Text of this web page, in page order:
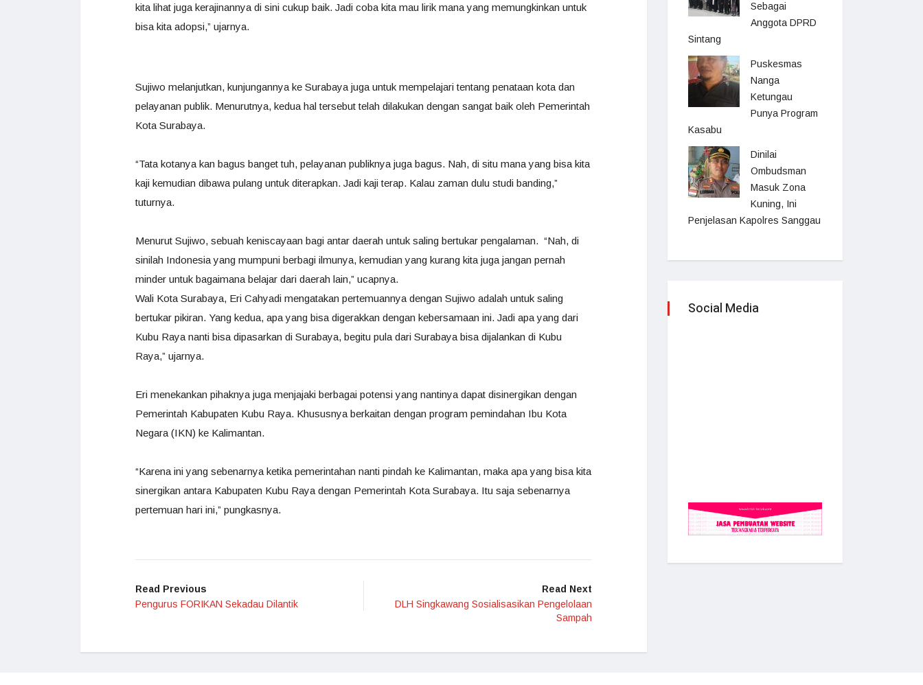
kita lihat juga kerajinannya di sini cukup baik. Jadi coba kita mau lirik mana yang memungkinkan untuk
bisa kita adopsi,” ujarnya.
Sujiwo melanjutkan, kunjungannya ke Surabaya juga untuk mempelajari tentang penataan kota dan
pelayanan publik. Menurutnya, kedua hal tersebut telah dilakukan dengan sangat baik oleh Pemerintah
Kota Surabaya.
“Tata kotanya kan bagus banget tuh, pelayanan publiknya juga bagus. Nah, di situ mana yang bisa kita
kaji kemudian dibawa pulang untuk diterapkan. Jadi kaji terap. Kalau zaman dulu studi banding,”
tuturnya.
Menurut Sujiwo, sebuah keniscayaan bagi antar daerah untuk saling bertukar pengalaman. “Nah, di
sinilah Indonesia yang mumpuni berbagi ilmunya, kemudian yang kurang kita juga jangan pernah
minder untuk bagaimana belajar dari daerah lain,” ucapnya.
Wali Kota Surabaya, Eri Cahyadi mengatakan pertemuannya dengan Sujiwo adalah untuk saling
bertukar pikiran. Yang kedua, apa yang bisa digerakkan dengan kebersamaan ini. Jadi apa yang dari
Kubu Raya nanti bisa dipasarkan di Surabaya, begitu pula dari Surabaya bisa dijalankan di Kubu
Raya,” ujarnya.
Eri menekankan pihaknya juga menjajaki berbagai potensi yang nantinya dapat disinergikan dengan
Pemerintah Kabupaten Kubu Raya. Khususnya berkaitan dengan program pemindahan Ibu Kota
Negara (IKN) ke Kalimantan.
“Karena ini yang sebenarnya ketika pemerintahan nanti pindah ke Kalimantan, maka apa yang bisa kita
sinergikan antara Kabupaten Kubu Raya dengan Pemerintah Kota Surabaya. Itu saja sebenarnya
pertemuan hari ini,” pungkasnya.
Read Previous
Pengurus FORIKAN Sekadau Dilantik
Read Next
DLH Singkawang Sosialisasikan Pengelolaan
Sampah
Sebagai
Anggota DPRD
Sintang
Puskesmas
Nanga
Ketungau
Punya Program
Kasabu
Dinilai
Ombudsman
Masuk Zona
Kuning, Ini
Penjelasan Kapolres Sanggau
Social Media